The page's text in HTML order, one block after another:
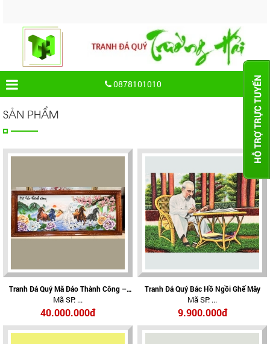
0878101010
SẢN PHẨM
Tranh Đá Quý Mã Đáo Thành Công –
Biểu Tượng Của Thành Công, May Mắn
Và Thịnh Vượng
Mã SP: ...
40.000.000đ
Tranh Đá Quý Bác Hồ Ngồi Ghế Mây
Mã SP: ...
9.900.000đ